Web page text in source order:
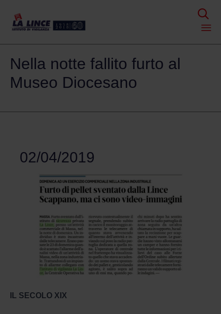

to
Nella notte fallito furto al
Museo Diocesano
02/04/2019
IL SECOLO XIX